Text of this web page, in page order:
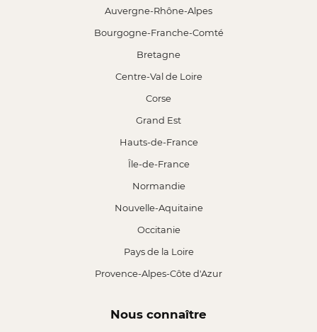
Auvergne-Rhône-Alpes
Bourgogne-Franche-Comté
Bretagne
Centre-Val de Loire
Corse
Grand Est
Hauts-de-France
Île-de-France
Normandie
Nouvelle-Aquitaine
Occitanie
Pays de la Loire
Provence-Alpes-Côte d'Azur
Nous connaître